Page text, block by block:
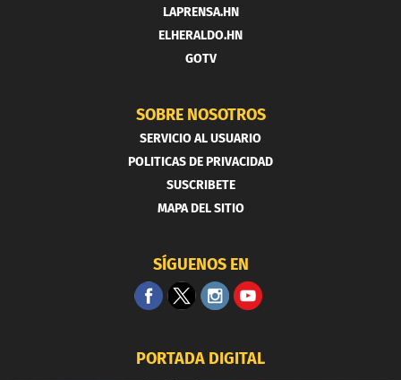
LAPRENSA.HN
ELHERALDO.HN
GOTV
SOBRE NOSOTROS
SERVICIO AL USUARIO
POLITICAS DE PRIVACIDAD
SUSCRIBETE
MAPA DEL SITIO
SÍGUENOS EN
PORTADA DIGITAL